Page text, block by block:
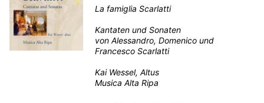
La famiglia Scarlatti
Kantaten und Sonaten
von Alessandro, Domenico und
Francesco Scarlatti
Kai Wessel, Altus
Musica Alta Ripa